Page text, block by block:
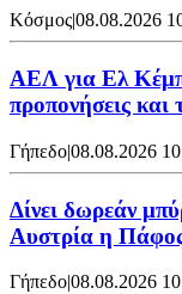
Κόσμος|08.08.2026
ΑΕΛ για Ελ
προπονήσεις
Γήπεδο|08.08.2026
Δίνει δωρεάν
Αυστρία η
Γήπεδο|08.08.2026